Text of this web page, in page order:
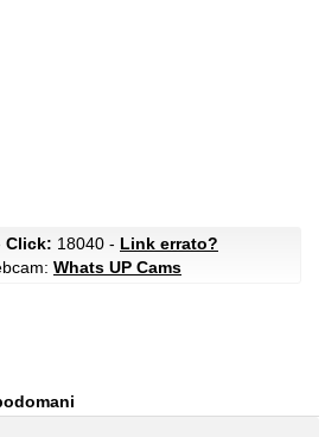
Click: 18040 - Link errato?
Whats UP Cams